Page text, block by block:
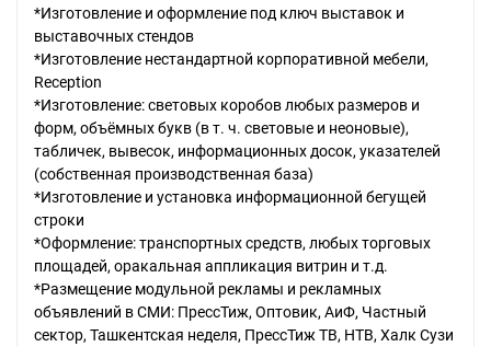
*Изготовление и оформление под ключ выставок и
выставочных стендов
*Изготовление нестандартной корпоративной мебели,
Reception
*Изготовление: световых коробов любых размеров и
форм, объёмных букв (в т. ч. световые и неоновые),
табличек, вывесок, информационных досок, указателей
(собственная производственная база)
*Изготовление и установка информационной бегущей
строки
*Оформление: транспортных средств, любых торговых
площадей, оракальная аппликация витрин и т.д.
*Размещение модульной рекламы и рекламных
объявлений в СМИ: ПрессТиж, Оптовик, АиФ, Частный
сектор, Ташкентская неделя, ПрессТиж ТВ, НТВ, Халк Сузи